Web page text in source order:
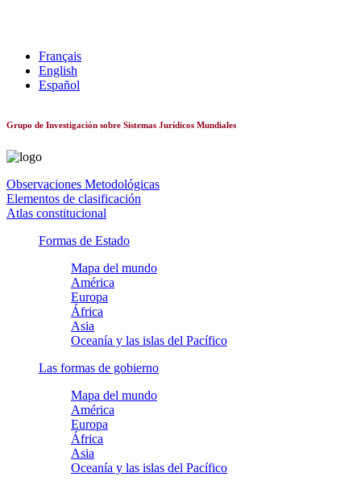
Français
English
Español
Grupo de Investigación sobre Sistemas Jurídicos Mundiales
Observaciones Metodológicas
Elementos de clasificación
Atlas constitucional
Formas de Estado
Mapa del mundo
América
Europa
África
Asia
Oceanía y las islas del Pacífico
Las formas de gobierno
Mapa del mundo
América
Europa
África
Asia
Oceanía y las islas del Pacífico